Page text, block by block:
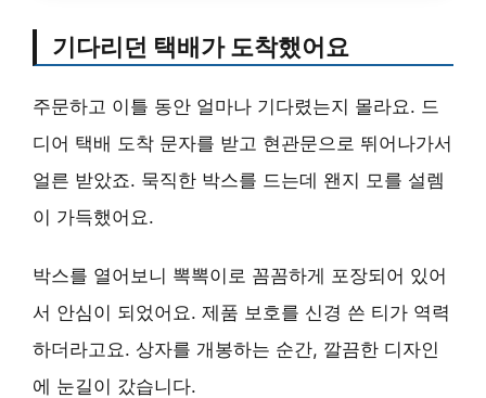
기다리던 택배가 도착했어요
주문하고 이틀 동안 얼마나 기다렸는지 몰라요. 드
디어 택배 도착 문자를 받고 현관문으로 뛰어나가서
얼른 받았죠. 묵직한 박스를 드는데 왠지 모를 설렘
이 가득했어요.
박스를 열어보니 뽁뽁이로 꼼꼼하게 포장되어 있어
서 안심이 되었어요. 제품 보호를 신경 쓴 티가 역력
하더라고요. 상자를 개봉하는 순간, 깔끔한 디자인
에 눈길이 갔습니다.